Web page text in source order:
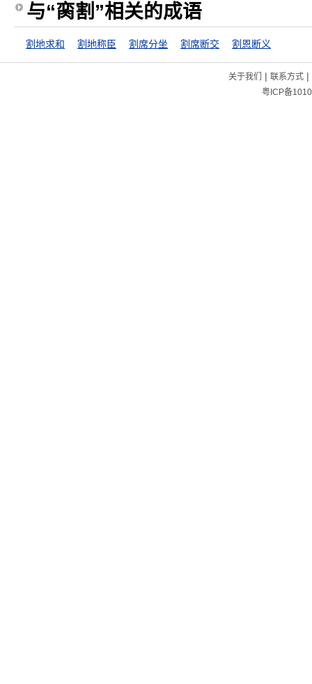
与“脔割”相关的成语
割地求和 割地称臣 割席分坐 割席断交 割恩断义
关于我们 | 联系方式|
粤ICP备